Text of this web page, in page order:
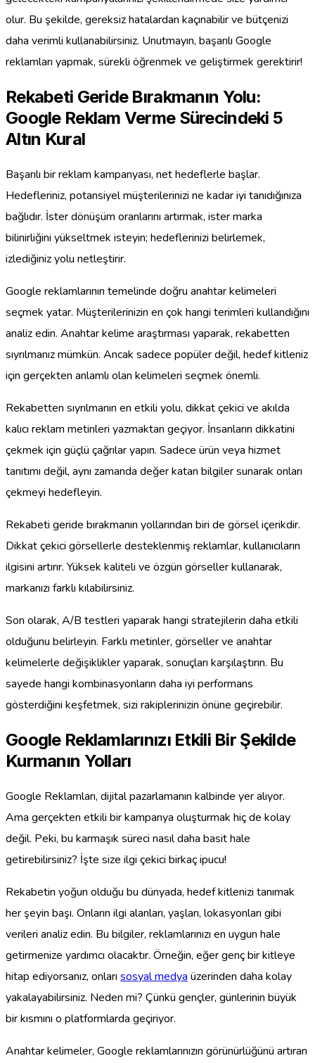
olur. Bu şekilde, gereksiz hatalardan kaçınabilir ve bütçenizi
daha verimli kullanabilirsiniz. Unutmayın, başarılı Google
reklamları yapmak, sürekli öğrenmek ve geliştirmek gerektirir!
Rekabeti Geride Bırakmanın Yolu:
Google Reklam Verme Sürecindeki 5
Altın Kural
Başarılı bir reklam kampanyası, net hedeflerle başlar.
Hedefleriniz, potansiyel müşterilerinizi ne kadar iyi tanıdığınıza
bağlıdır. İster dönüşüm oranlarını artırmak, ister marka
bilinirliğini yükseltmek isteyin; hedeflerinizi belirlemek,
izlediğiniz yolu netleştirir.
Google reklamlarının temelinde doğru anahtar kelimeleri
seçmek yatar. Müşterilerinizin en çok hangi terimleri kullandığını
analiz edin. Anahtar kelime araştırması yaparak, rekabetten
sıyrılmanız mümkün. Ancak sadece popüler değil, hedef kitleniz
için gerçekten anlamlı olan kelimeleri seçmek önemli.
Rekabetten sıyrılmanın en etkili yolu, dikkat çekici ve akılda
kalıcı reklam metinleri yazmaktan geçiyor. İnsanların dikkatini
çekmek için güçlü çağrılar yapın. Sadece ürün veya hizmet
tanıtımı değil, aynı zamanda değer katan bilgiler sunarak onları
çekmeyi hedefleyin.
Rekabeti geride bırakmanın yollarından biri de görsel içerikdir.
Dikkat çekici görsellerle desteklenmiş reklamlar, kullanıcıların
ilgisini artırır. Yüksek kaliteli ve özgün görseller kullanarak,
markanızı farklı kılabilirsiniz.
Son olarak, A/B testleri yaparak hangi stratejilerin daha etkili
olduğunu belirleyin. Farklı metinler, görseller ve anahtar
kelimelerle değişiklikler yaparak, sonuçları karşılaştırın. Bu
sayede hangi kombinasyonların daha iyi performans
gösterdiğini keşfetmek, sizi rakiplerinizin önüne geçirebilir.
Google Reklamlarınızı Etkili Bir Şekilde
Kurmanın Yolları
Google Reklamları, dijital pazarlamanın kalbinde yer alıyor.
Ama gerçekten etkili bir kampanya oluşturmak hiç de kolay
değil. Peki, bu karmaşık süreci nasıl daha basit hale
getirebilirsiniz? İşte size ilgi çekici birkaç ipucu!
Rekabetin yoğun olduğu bu dünyada, hedef kitlenizi tanımak
her şeyin başı. Onların ilgi alanları, yaşları, lokasyonları gibi
verileri analiz edin. Bu bilgiler, reklamlarınızı en uygun hale
getirmenize yardımcı olacaktır. Örneğin, eğer genç bir kitleye
hitap ediyorsanız, onları sosyal medya üzerinden daha kolay
yakalayabilirsiniz. Neden mi? Çünkü gençler, günlerinin büyük
bir kısmını o platformlarda geçiriyor.
Anahtar kelimeler, Google reklamlarınızın görünürlüğünü artıran